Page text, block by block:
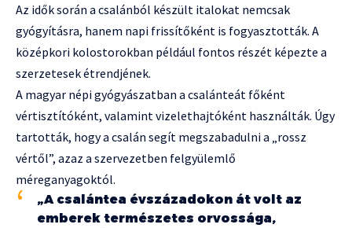
Az idők során a csalánból készült italokat nemcsak
gyógyításra, hanem napi frissítőként is fogyasztották. A
középkori kolostorokban például fontos részét képezte a
szerzetesek étrendjének.
A magyar népi gyógyászatban a csalánteát főként
vértisztítóként, valamint vizelethajtóként használták. Úgy
tartották, hogy a csalán segít megszabadulni a „rossz
vértől”, azaz a szervezetben felgyülemlő
méreganyagoktól.
„A csalántea évszázadokon át volt az
emberek természetes orvossága,